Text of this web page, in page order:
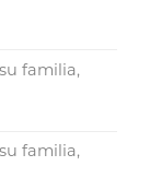
familia,
familia,